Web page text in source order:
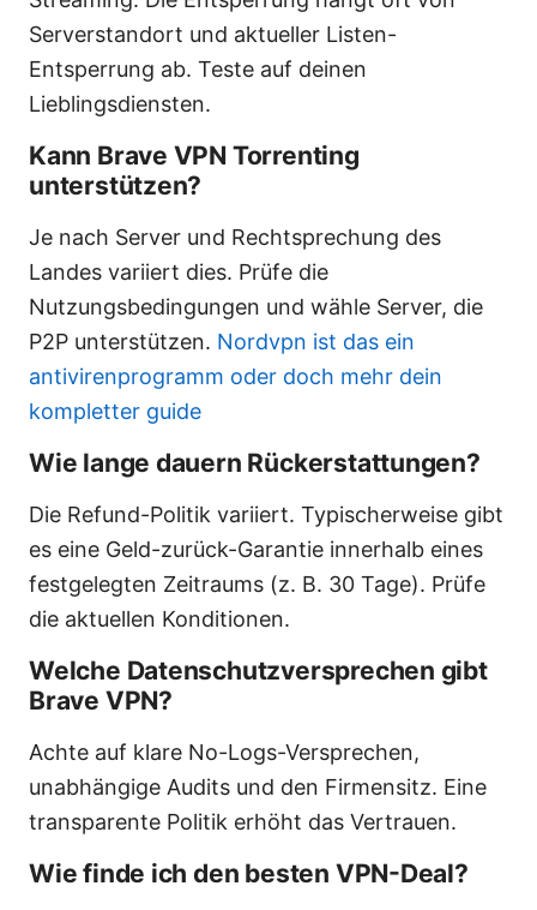
Serverstandort und aktueller Listen-
Entsperrung ab. Teste auf deinen
Lieblingsdiensten.
Kann Brave VPN Torrenting
unterstützen?
Je nach Server und Rechtsprechung des
Landes variiert dies. Prüfe die
Nutzungsbedingungen und wähle Server, die
P2P unterstützen. Nordvpn ist das ein
antivirenprogramm oder doch mehr dein
kompletter guide
Wie lange dauern Rückerstattungen?
Die Refund-Politik variiert. Typischerweise gibt
es eine Geld-zurück-Garantie innerhalb eines
festgelegten Zeitraums (z. B. 30 Tage). Prüfe
die aktuellen Konditionen.
Welche Datenschutzversprechen gibt
Brave VPN?
Achte auf klare No-Logs-Versprechen,
unabhängige Audits und den Firmensitz. Eine
transparente Politik erhöht das Vertrauen.
Wie finde ich den besten VPN-Deal?